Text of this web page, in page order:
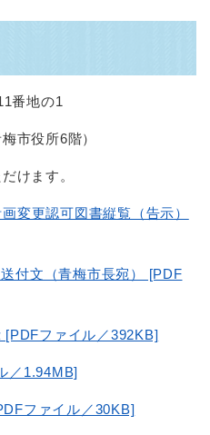
番地の1
市役所6階）
けます。
変更認可図書縦覧（告示）
付文（青梅市長宛） [PDF
[PDFファイル／392KB]
／1.94MB]
ファイル／30KB]